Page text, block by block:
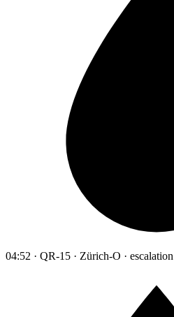
04:52 · QR-15 · Zürich-O ·